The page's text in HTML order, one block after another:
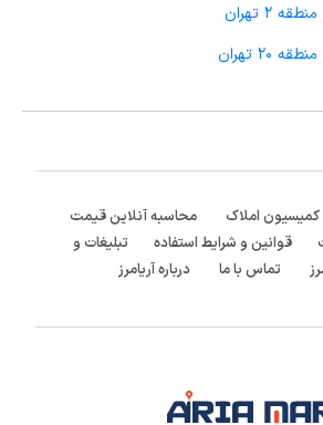
2 تهران
تهران
املاک
محاسبه آنلاین قیمت
قوانین و شرایط استفاده
تبلیغات و
تماس با ما درباره آریامرز